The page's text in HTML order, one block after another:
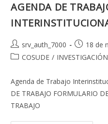
AGENDA DE
Autor
de
srv_auth_7000
de
18 de
Categoría
la
entrada:
COSUDE / INVESTIGACIÓN
Agenda de Trabajo
DE TRABAJO FORMULARIO
TRABAJO